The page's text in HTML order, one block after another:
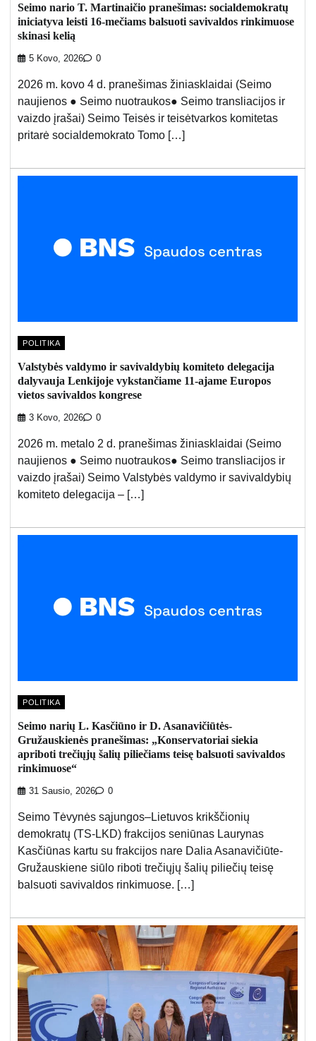
Seimo nario T. Martinaičio pranešimas: socialdemokratų
iniciatyva leisti 16-mečiams balsuoti savivaldos rinkimuose
skinasi kelią
5 Kovo, 2026 0
2026 m. kovo 4 d. pranešimas žiniasklaidai (Seimo
naujienos ● Seimo nuotraukos● Seimo transliacijos ir
vaizdo įrašai) Seimo Teisės ir teisėtvarkos komitetas
pritarė socialdemokrato Tomo […]
POLITIKA
Valstybės valdymo ir savivaldybių komiteto delegacija
dalyvauja Lenkijoje vykstančiame 11-ajame Europos
vietos savivaldos kongrese
3 Kovo, 2026 0
2026 m. metalo 2 d. pranešimas žiniasklaidai (Seimo
naujienos ● Seimo nuotraukos● Seimo transliacijos ir
vaizdo įrašai) Seimo Valstybės valdymo ir savivaldybių
komiteto delegacija – […]
POLITIKA
Seimo narių L. Kasčiūno ir D. Asanavičiūtės-
Gružauskienės pranešimas: „Konservatoriai siekia
apriboti trečiųjų šalių piliečiams teisę balsuoti savivaldos
rinkimuose“
31 Sausio, 2026 0
Seimo Tėvynės sąjungos–Lietuvos krikščionių
demokratų (TS-LKD) frakcijos seniūnas Laurynas
Kasčiūnas kartu su frakcijos nare Dalia Asanavičiūte-
Gružauskiene siūlo riboti trečiųjų šalių piliečių teisę
balsuoti savivaldos rinkimuose. […]